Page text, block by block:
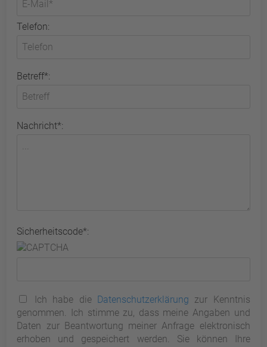
Telefon:
Betreff*:
Nachricht*:
Sicherheitscode*:
Ich habe die Datenschutzerklärung zur Kenntnis
genommen. Ich stimme zu, dass meine Angaben und
Daten zur Beantwortung meiner Anfrage elektronisch
erhoben und gespeichert werden. Sie können Ihre